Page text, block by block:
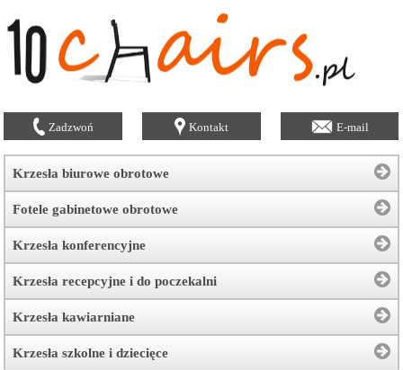
Zadzwoń Kontakt E-mail
Krzesła biurowe obrotowe
Fotele gabinetowe obrotowe
Krzesła konferencyjne
Krzesła recepcyjne i do poczekalni
Krzesła kawiarniane
Krzesła szkolne i dziecięce